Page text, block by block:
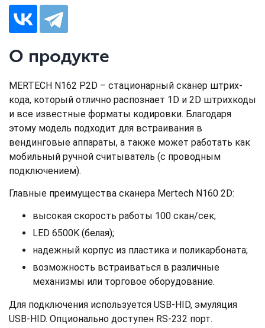
О продукте
MERTECH N162 P2D – стационарный сканер штрих-
кода, который отлично распознает 1D и 2D штрихкоды
и все известные форматы кодировки. Благодаря
этому модель подходит для встраивания в
вендинговые аппараты, а также может работать как
мобильный ручной считыватель (с проводным
подключением).
Главные преимущества сканера Mertech N160 2D:
высокая скорость работы 100 скан/сек;
LED 6500K (белая);
надежный корпус из пластика и поликарбоната;
возможность встраиваться в различные
механизмы или торговое оборудование.
Для подключения используется USB-HID, эмуляция
USB-HID. Опционально доступен RS-232 порт.